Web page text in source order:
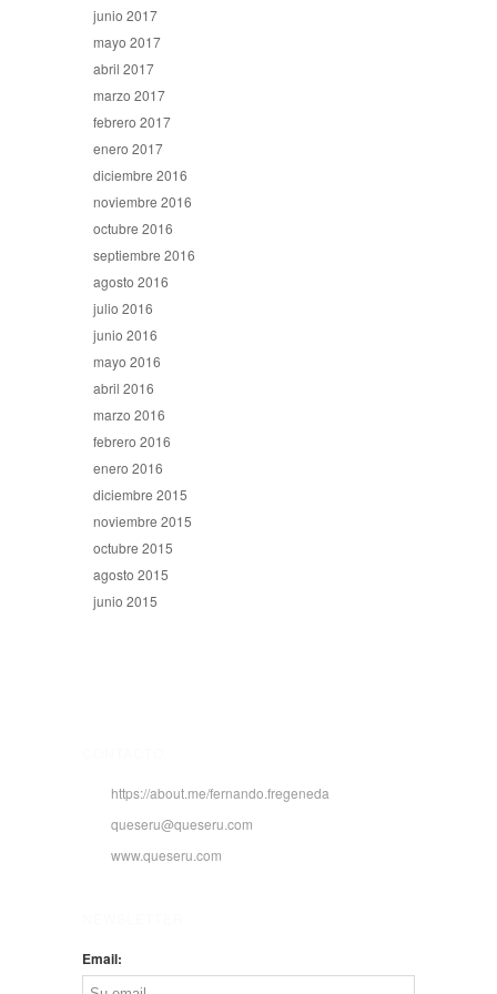
junio 2017
mayo 2017
abril 2017
marzo 2017
febrero 2017
enero 2017
diciembre 2016
noviembre 2016
octubre 2016
septiembre 2016
agosto 2016
julio 2016
junio 2016
mayo 2016
abril 2016
marzo 2016
febrero 2016
enero 2016
diciembre 2015
noviembre 2015
octubre 2015
agosto 2015
junio 2015
https://about.me/fernando.fregeneda
queseru@queseru.com
www.queseru.com
Email: